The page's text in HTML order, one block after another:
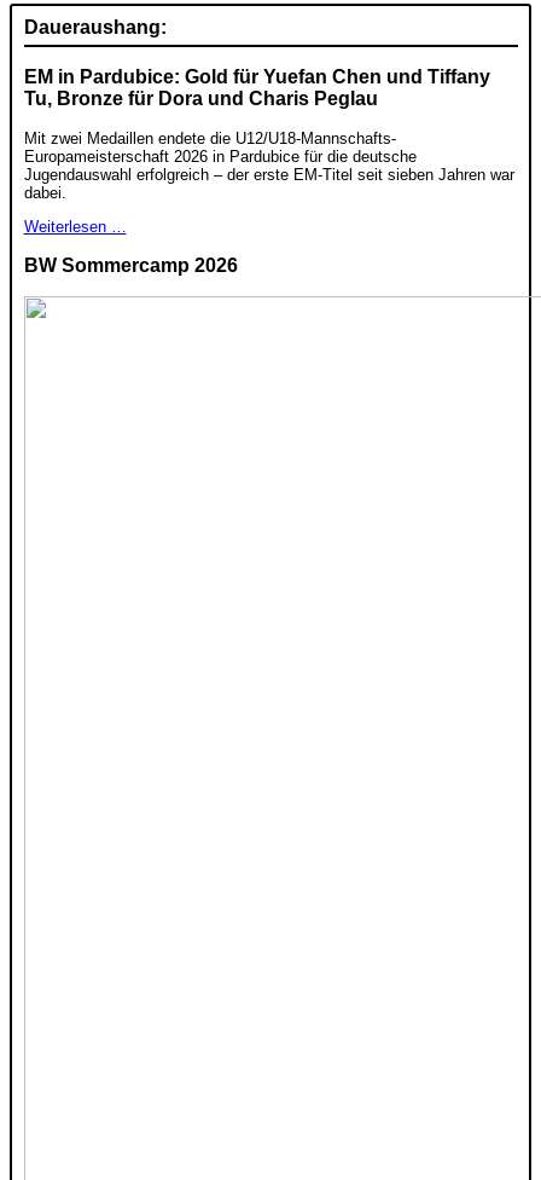
Daueraushang:
EM in Pardubice: Gold für Yuefan Chen und Tiffany
Tu, Bronze für Dora und Charis Peglau
Mit zwei Medaillen endete die U12/U18-Mannschafts-
Europameisterschaft 2026 in Pardubice für die deutsche
Jugendauswahl erfolgreich – der erste EM-Titel seit sieben Jahren war
dabei.
Weiterlesen …
BW Sommercamp 2026